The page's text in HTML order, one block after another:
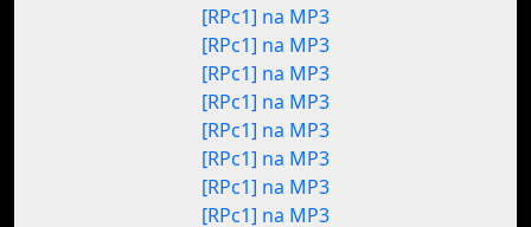
[RPc1] na MP3
[RPc1] na MP3
[RPc1] na MP3
[RPc1] na MP3
[RPc1] na MP3
[RPc1] na MP3
[RPc1] na MP3
[RPc1] na MP3